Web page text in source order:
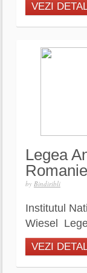
VEZI
Legea
by Bindiribli
Institutul
Wiesel
VEZI